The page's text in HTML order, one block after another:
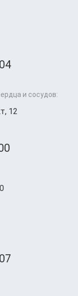
и сосудов:
12